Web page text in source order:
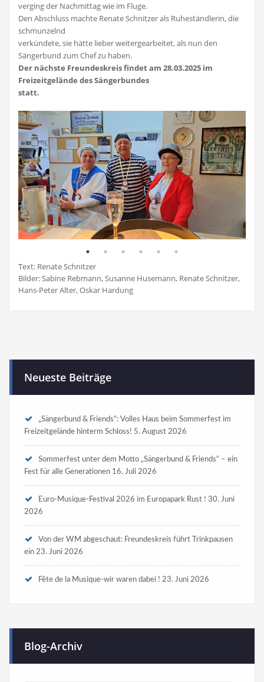
verging der Nachmittag wie im Fluge.
Den Abschluss machte Renate Schnitzer als Ruheständlerin, die
schmunzelnd
verkündete, sie hätte lieber weitergearbeitet, als nun den
Sängerbund zum Chef zu haben.
Der nächste Freundeskreis findet am 28.03.2025 im
Freizeitgelände des Sängerbundes
statt.
Text: Renate Schnitzer
Bilder: Sabine Rebmann, Susanne Husemann, Renate Schnitzer,
Hans-Peter Alter, Oskar Hardung
Neueste Beiträge
„Sängerbund & Friends“: Volles Haus beim Sommerfest im
Freizeitgelände hinterm Schloss! 5. August 2026
Sommerfest unter dem Motto „Sängerbund & Friends“ – ein
Fest für alle Generationen 16. Juli 2026
Euro-Musique-Festival 2026 im Europapark Rust ! 30. Juni
2026
Von der WM abgeschaut: Freundeskreis führt Trinkpausen
ein 23. Juni 2026
Fête de la Musique-wir waren dabei ! 23. Juni 2026
Blog-Archiv